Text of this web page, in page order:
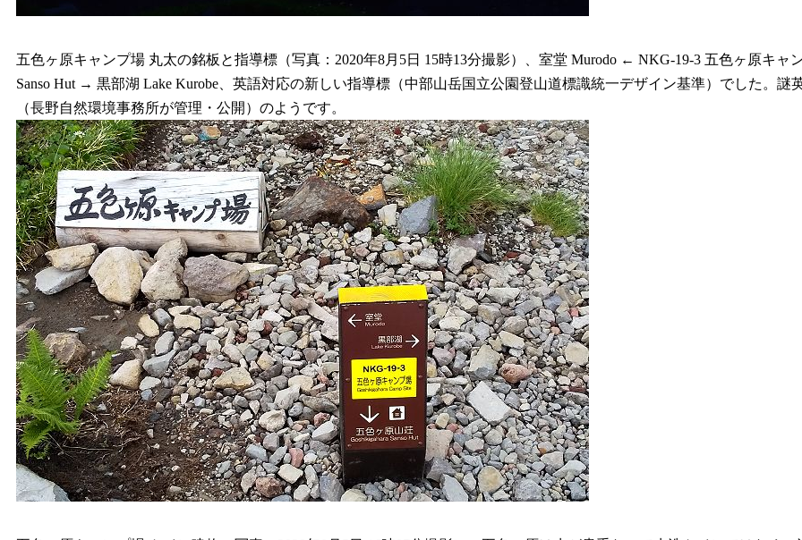
五色ヶ原キャンプ場 丸太の銘板と指導標（写真：2020年8月5日 15時13分撮影）、室堂 Murodo ← NKG-19-3 五色ヶ原キャン
Sanso Hut → 黒部湖 Lake Kurobe、英語対応の新しい指導標（中部山岳国立公園登山道標識統一デザイン基準）でした。
（長野自然環境事務所が管理・公開）のようです。